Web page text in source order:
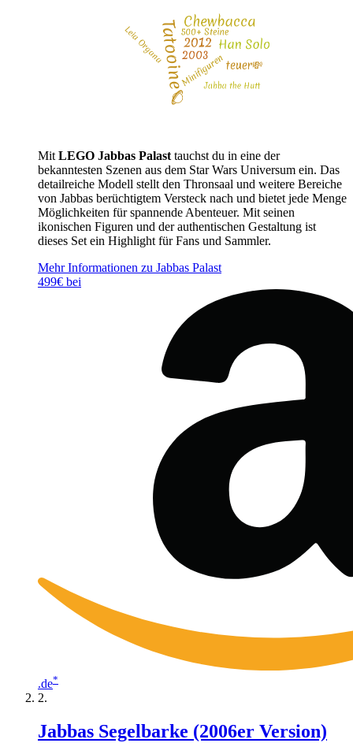
Mit LEGO Jabbas Palast tauchst du in eine der
bekanntesten Szenen aus dem Star Wars Universum ein. Das
detailreiche Modell stellt den Thronsaal und weitere Bereiche
von Jabbas berüchtigtem Versteck nach und bietet jede Menge
Möglichkeiten für spannende Abenteuer. Mit seinen
ikonischen Figuren und der authentischen Gestaltung ist
dieses Set ein Highlight für Fans und Sammler.
Mehr Informationen zu Jabbas Palast
499€ bei
.de*
Jabbas Segelbarke (2006er Version)